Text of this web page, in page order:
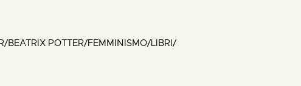
BEATRIX POTTER/FEMMINISMO/LIBRI/